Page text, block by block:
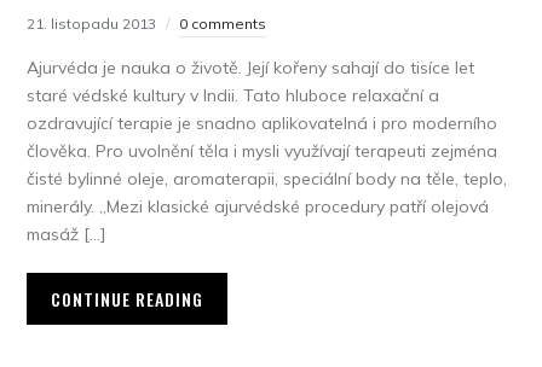
21. listopadu 2013 0 comments
Ajurvéda je nauka o životě. Její kořeny sahají do tisíce let
staré védské kultury v Indii. Tato hluboce relaxační a
ozdravující terapie je snadno aplikovatelná i pro moderního
člověka. Pro uvolnění těla i mysli využívají terapeuti zejména
čisté bylinné oleje, aromaterapii, speciální body na těle, teplo,
minerály. „Mezi klasické ajurvédské procedury patří olejová
masáž […]
CONTINUE READING